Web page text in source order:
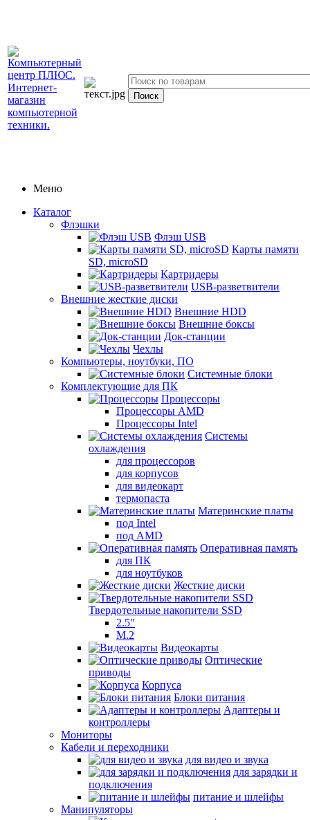
Меню
Каталог
Флэшки
Флэш USB
Карты памяти
SD, microSD
Картридеры
USB-разветвители
Внешние жесткие диски
Внешние HDD
Внешние боксы
Док-станции
Чехлы
Компьютеры, ноутбуки, ПО
Системные блоки
Комплектующие для ПК
Процессоры
Процессоры AMD
Процессоры Intel
Системы
охлаждения
для процессоров
для корпусов
для видеокарт
термопаста
Материнские платы
под Intel
под AMD
Оперативная память
для ПК
для ноутбуков
Жесткие диски
Твердотельные накопители SSD
2.5"
M.2
Видеокарты
Оптические
приводы
Корпуса
Блоки питания
Адаптеры и
контроллеры
Мониторы
Кабели и переходники
для видео и звука
для зарядки и
подключения
питание и шлейфы
Манипуляторы